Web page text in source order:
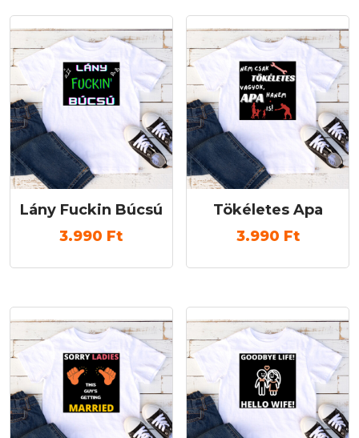
Lány Fuckin Búcsú
3.990 Ft
Tökéletes Apa
3.990 Ft